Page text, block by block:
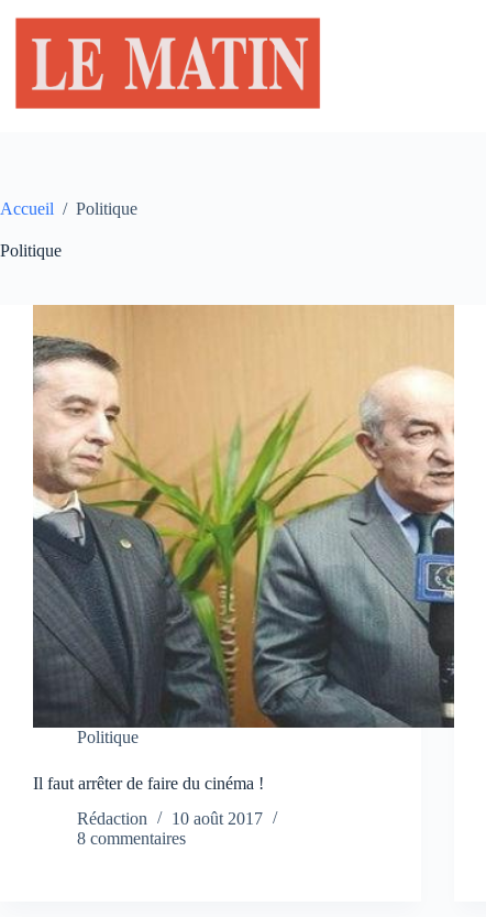
contenu
Accueil / Politique
Politique
Politique
Il faut arrêter de faire du cinéma !
Rédaction
10 août 2017
8 commentaires